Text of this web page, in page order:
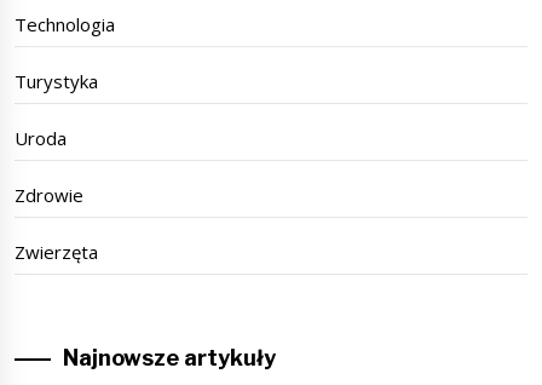
Technologia
Turystyka
Uroda
Zdrowie
Zwierzęta
Najnowsze artykuły